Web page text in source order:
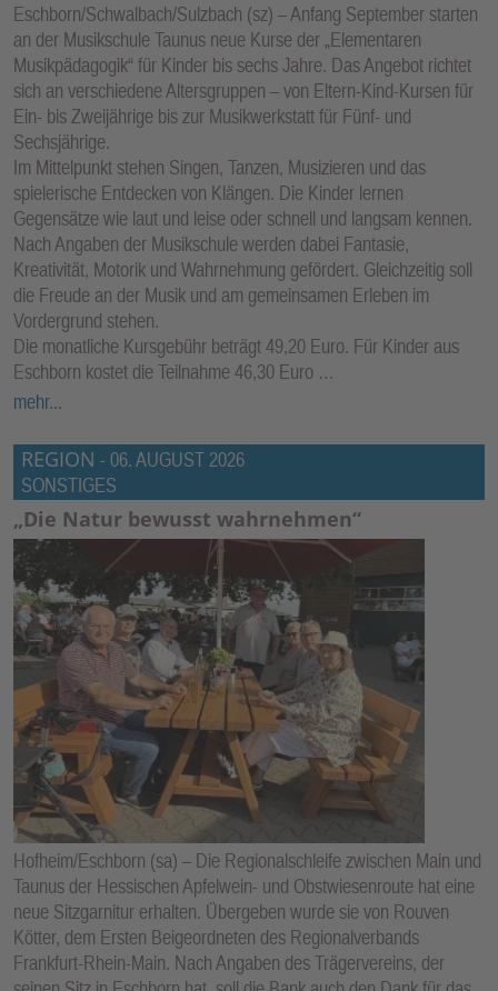
Eschborn/Schwalbach/Sulzbach (sz) – Anfang September starten
an der Musikschule Taunus neue Kurse der „Elementaren
Musikpädagogik“ für Kinder bis sechs Jahre. Das Angebot richtet
sich an verschiedene Altersgruppen – von Eltern-Kind-Kursen für
Ein- bis Zweijährige bis zur Musikwerkstatt für Fünf- und
Sechsjährige.
Im Mittelpunkt stehen Singen, Tanzen, Musizieren und das
spielerische Entdecken von Klängen. Die Kinder lernen
Gegensätze wie laut und leise oder schnell und langsam kennen.
Nach Angaben der Musikschule werden dabei Fantasie,
Kreativität, Motorik und Wahrnehmung gefördert. Gleichzeitig soll
die Freude an der Musik und am gemeinsamen Erleben im
Vordergrund stehen.
Die monatliche Kursgebühr beträgt 49,20 Euro. Für Kinder aus
Eschborn kostet die Teilnahme 46,30 Euro …
mehr...
REGION - 06. AUGUST 2026
SONSTIGES
„Die Natur bewusst wahrnehmen“
Hofheim/Eschborn (sa) – Die Regionalschleife zwischen Main und
Taunus der Hessischen Apfelwein- und Obstwiesenroute hat eine
neue Sitzgarnitur erhalten. Übergeben wurde sie von Rouven
Kötter, dem Ersten Beigeordneten des Regionalverbands
Frankfurt-Rhein-Main. Nach Angaben des Trägervereins, der